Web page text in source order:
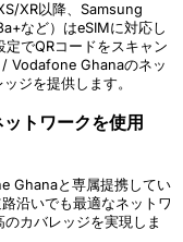
XR以降、Samsung
など）はeSIMに対応し
でQRコードをスキャン
Vodafone Ghanaのネッ
ジを提供します。
トワークを使用
Ghanaと専属提携してい
沿いでも最適なネットワ
カバレッジを実現しま